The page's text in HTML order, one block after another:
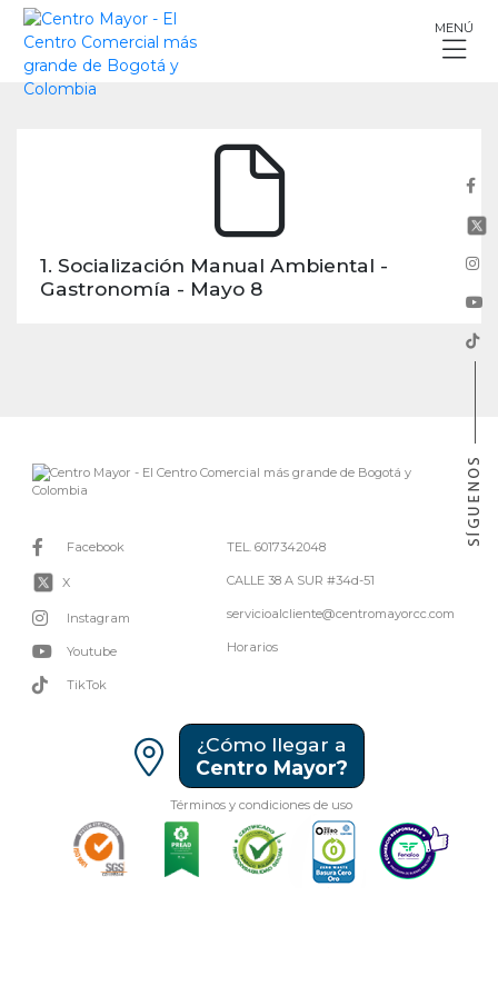
Skip
MENÚ
1. Socialización Manual Ambiental -
Gastronomía - Mayo 8
Facebook
X
Instagram
Youtube
TikTok
TEL. 6017342048
CALLE 38 A SUR #34d-51
servicioalcliente@centromayorcc.com
Horarios
¿Cómo llegar a
Centro Mayor?
Términos y condiciones de uso